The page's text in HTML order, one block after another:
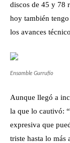
discos de 45 y 78
hoy también
los avances
Ensamble Gurrufío
Aunque llegó a
la que lo cautivó:
expresiva que
triste hasta lo más